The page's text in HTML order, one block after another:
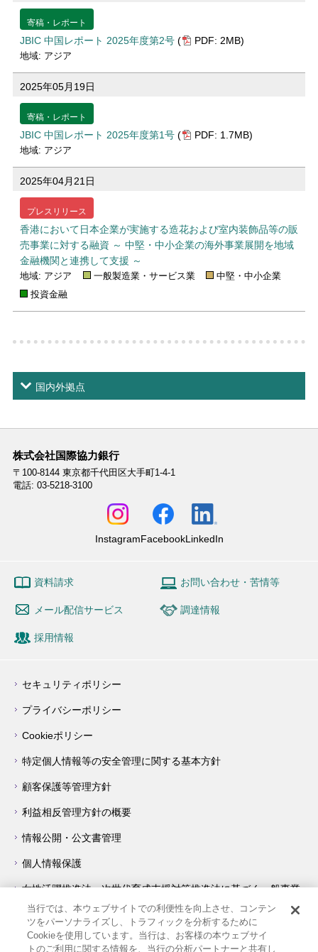
寄稿・レポート
JBIC 中国レポート 2025年度第2号 ( PDF: 2MB)
地域: アジア
2025年05月19日
寄稿・レポート
JBIC 中国レポート 2025年度第1号 ( PDF: 1.7MB)
地域: アジア
2025年04月21日
プレスリリース
香港において日本企業が実施する造花および室内装飾品等の販
売事業に対する融資 ～ 中堅・中小企業の海外事業展開を地域
金融機関と連携して支援 ～
地域: アジア 一般製造業・サービス業
中堅・中小企業
投資金融
国内外拠点
株式会社国際協力銀行
〒100-8144 東京都千代田区大手町1-4-1
電話: 03-5218-3100
InstagramFacebookLinkedIn
資料請求 お問い合わせ・苦情等
メール配信サービス 調達情報
採用情報
セキュリティポリシー
プライバシーポリシー
Cookieポリシー
特定個人情報等の安全管理に関する基本方針
顧客保護等管理方針
利益相反管理方針の概要
情報公開・公文書管理
個人情報保護
女性活躍推進法・次世代育成支援対策推進法に基づく一般事業
主行動計画について
障害を理由とする差別の解消の推進に関する対応要領
当行では、本ウェブサイトでの利便性を向上させ、コンテン
ツをパーソナライズし、トラフィックを分析するために
Cookieを使用しています。当行は、お客様の本ウェブサイ
トのご利用に関する情報を、当行の分析パートナーと共有し